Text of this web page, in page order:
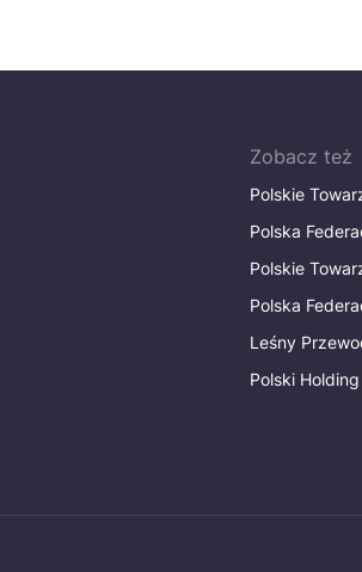
Zobacz też
Polskie
Polska
Polskie
Polska
Leśny
Polski